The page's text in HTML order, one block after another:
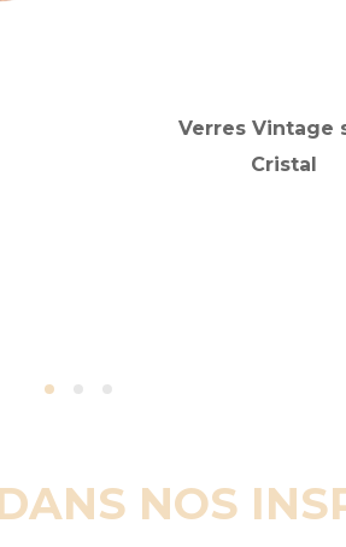
Verres Vintage
Cristal
NOS